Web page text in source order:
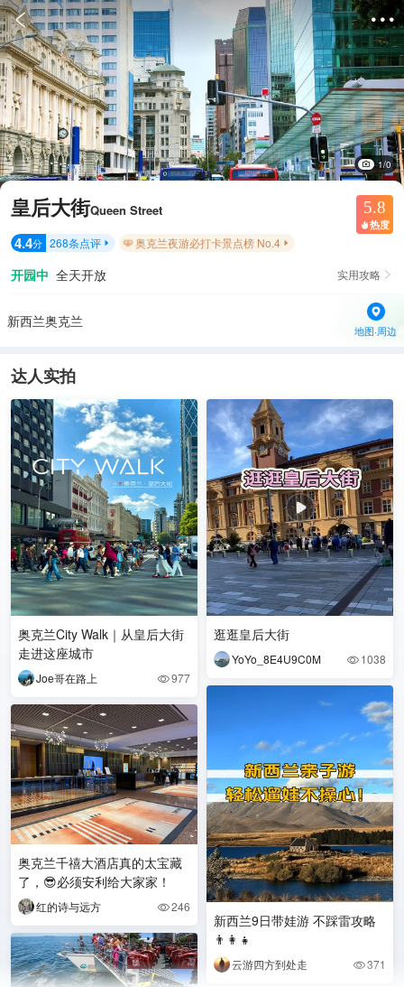
 
1/0
皇后大街Queen Street 5.8
 热度
4.4分 268条点评  奥克兰夜游必打卡景点榜 No.4 
开园中 全天开放 实用攻略 
新西兰奥克兰
地图·周边
达人实拍
奥克兰City Walk｜从皇后大街
走进这座城市
Joe哥在路上 977
奥克兰千禧大酒店真的太宝藏
了，😎必须安利给大家家！
红的诗与远方 246
逛逛皇后大街
YoYo_8E4U9C0M  1038
新西兰9日带娃游 不踩雷攻略
👨‍👩‍👧
云游四方到处走 371